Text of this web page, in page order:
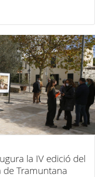
la IV edició del
Tramuntana